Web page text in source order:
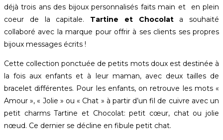
déjà trois ans des bijoux personnalisés faits main et en plein
coeur de la capitale. Tartine et Chocolata souhaité
collaboré avec la marque pour offrir à ses clients ses propres
bijoux messages écrits !
Cette collection ponctuée de petits mots doux est destinée à
la fois aux enfants et à leur maman, avec deux tailles de
bracelet différentes. Pour les enfants, on retrouve les mots «
Amour », « Jolie » ou « Chat » à partir d’un fil de cuivre avec un
petit charms Tartine et Chocolat: petit cœur, chat ou jolie
nœud. Ce dernier se décline en fibule petit chat.